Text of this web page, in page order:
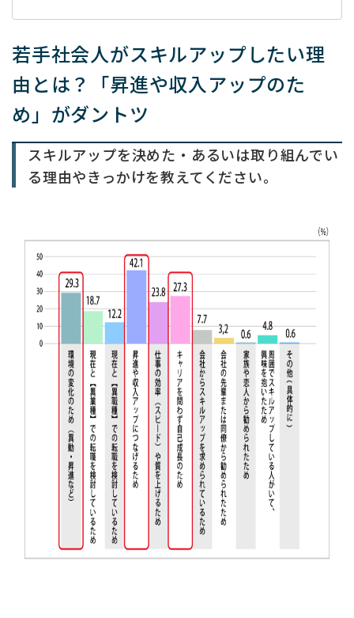
若手社会人がスキルアップしたい理
由とは？「昇進や収入アップのた
め」がダントツ
スキルアップを決めた・あるいは取り組んでい
る理由やきっかけを教えてください。